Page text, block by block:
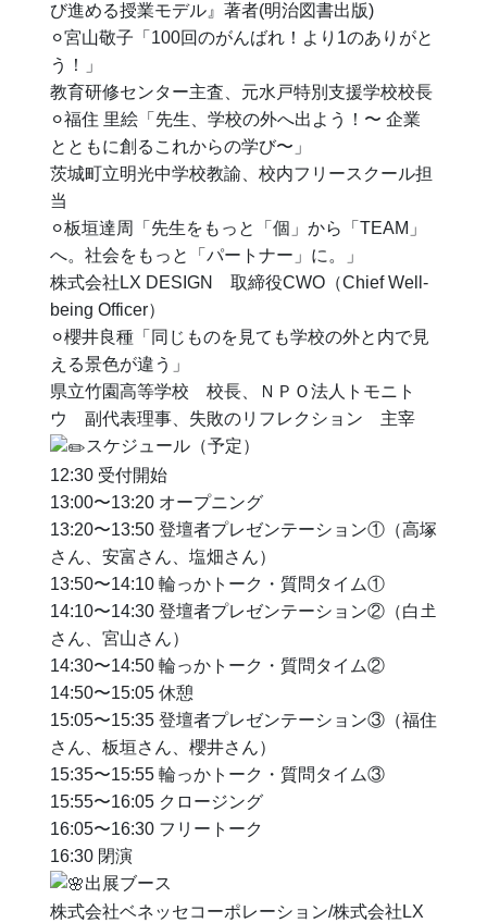
び進める授業モデル』著者(明治図書出版)
⚪︎宮山敬子「100回のがんばれ！より1のありがと
う！」
教育研修センター主査、元水戸特別支援学校校長
⚪︎福住 里絵「先生、学校の外へ出よう！〜 企業
とともに創るこれからの学び〜」
茨城町立明光中学校教諭、校内フリースクール担
当
⚪︎板垣達周「先生をもっと「個」から「TEAM」
へ。社会をもっと「パートナー」に。」
株式会社LX DESIGN 取締役CWO（Chief Well-
being Officer）
⚪︎櫻井良種「同じものを見ても学校の外と内で見
える景色が違う」
県立竹園高等学校 校長、ＮＰＯ法人トモニト
ウ 副代表理事、失敗のリフレクション 主宰
スケジュール（予定）
12:30 受付開始
13:00〜13:20 オープニング
13:20〜13:50 登壇者プレゼンテーション①（高塚
さん、安富さん、塩畑さん）
13:50〜14:10 輪っかトーク・質問タイム①
14:10〜14:30 登壇者プレゼンテーション②（白𡈽
さん、宮山さん）
14:30〜14:50 輪っかトーク・質問タイム②
14:50〜15:05 休憩
15:05〜15:35 登壇者プレゼンテーション③（福住
さん、板垣さん、櫻井さん）
15:35〜15:55 輪っかトーク・質問タイム③
15:55〜16:05 クロージング
16:05〜16:30 フリートーク
16:30 閉演
出展ブース
株式会社ベネッセコーポレーション/株式会社LX